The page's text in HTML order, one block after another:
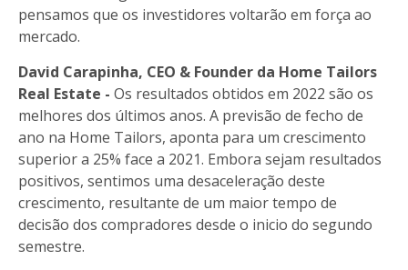
pensamos que os investidores voltarão em força ao
mercado.
David Carapinha, CEO & Founder da Home Tailors
Real Estate - Os resultados obtidos em 2022 são os
melhores dos últimos anos. A previsão de fecho de
ano na Home Tailors, aponta para um crescimento
superior a 25% face a 2021. Embora sejam resultados
positivos, sentimos uma desaceleração deste
crescimento, resultante de um maior tempo de
decisão dos compradores desde o inicio do segundo
semestre.